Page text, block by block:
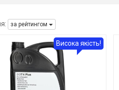
за рейтингом
Висока якість!